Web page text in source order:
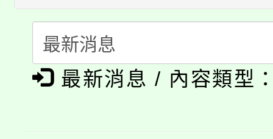
代理(課)教師甄選結果(
轉知中國文化大學推廣
《TA101》溝通分析基
程，歡迎學生輔導中心
淨零綠生活教案入校路
會
115年食農教育專業人
最新消息 / 內容類型